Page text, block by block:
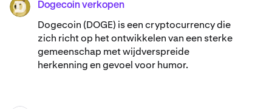
DOGE Dogecoin verkopen
Dogecoin (DOGE) is een cryptocurrency die
zich richt op het ontwikkelen van een sterke
gemeenschap met wijdverspreide
herkenning en gevoel voor humor.